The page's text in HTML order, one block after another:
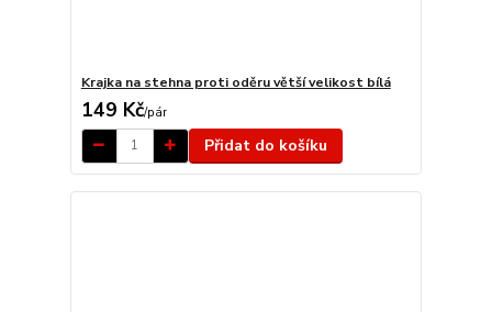
Krajka na stehna proti oděru větší velikost bílá
149 Kč/pár
Přidat do košíku